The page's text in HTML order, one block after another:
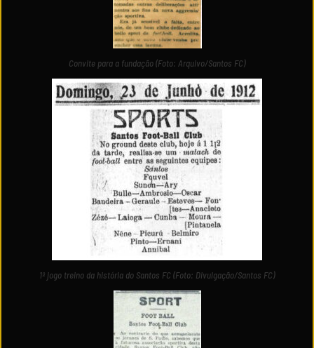
Convite para a fundação (Foto: Arquivo/Santos FC)
1º jogo treino da história do Santos FC (Foto: Divulgação/Santos FC)